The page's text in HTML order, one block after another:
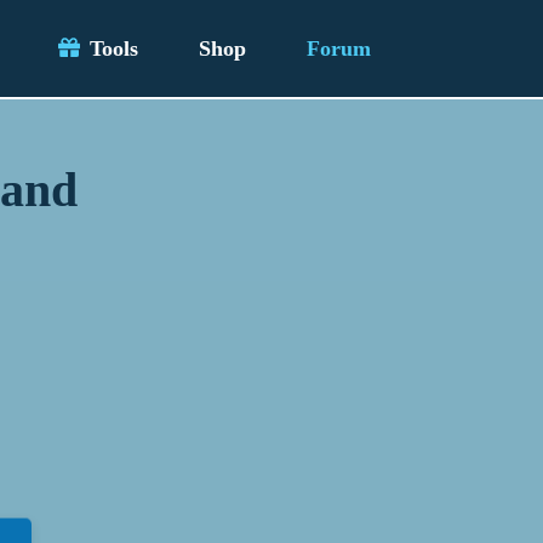
Tools Shop Forum